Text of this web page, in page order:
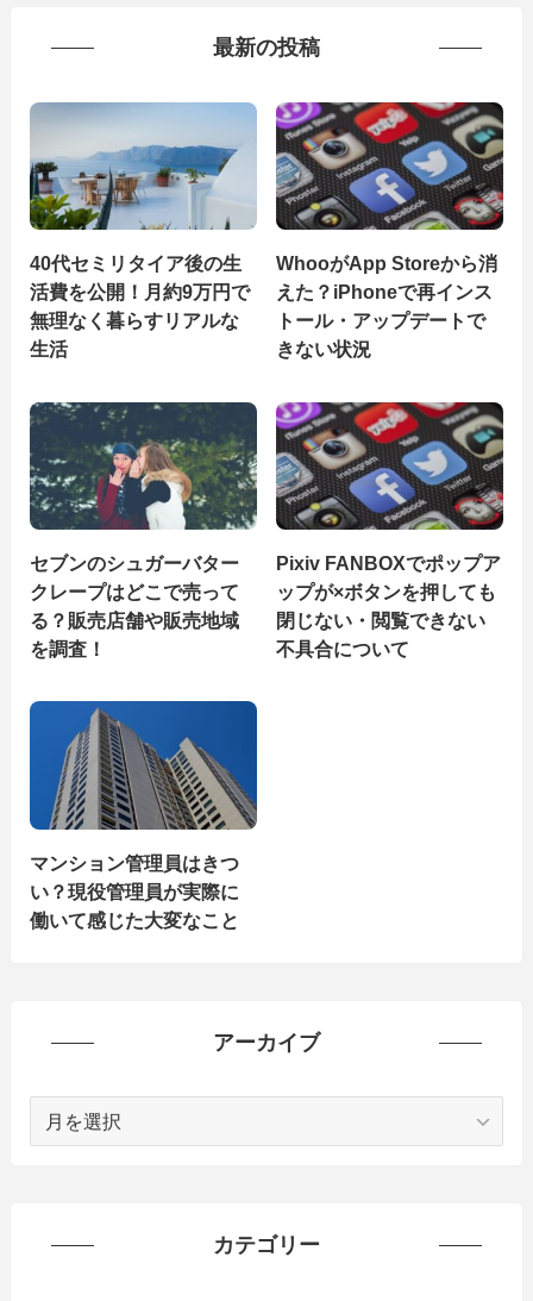
最新の投稿
40代セミリタイア後の生
活費を公開！月約9万円で
無理なく暮らすリアルな
生活
WhooがApp Storeから消
えた？iPhoneで再インス
トール・アップデートで
きない状況
セブンのシュガーバター
クレープはどこで売って
る？販売店舗や販売地域
を調査！
Pixiv FANBOXでポップア
ップが×ボタンを押しても
閉じない・閲覧できない
不具合について
マンション管理員はきつ
い？現役管理員が実際に
働いて感じた大変なこと
アーカイブ
カテゴリー